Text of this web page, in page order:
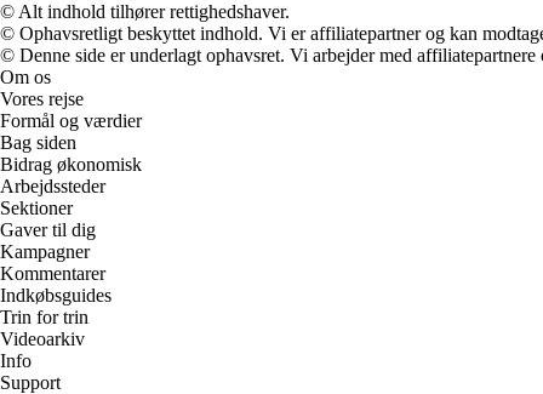
© Alt indhold tilhører rettighedshaver.
© Ophavsretligt beskyttet indhold. Vi er affiliatepartner og kan
© Denne side er underlagt ophavsret. Vi arbejder med
Om os
Vores rejse
Formål og værdier
Bag siden
Bidrag økonomisk
Arbejdssteder
Sektioner
Gaver til dig
Kampagner
Kommentarer
Indkøbsguides
Trin for trin
Videoarkiv
Info
Support